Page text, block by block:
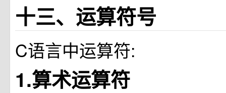
十三、运算符号
C语言中运算符:
1.算术运算符